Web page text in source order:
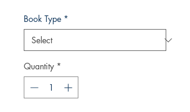
Book Type *
Quantity *